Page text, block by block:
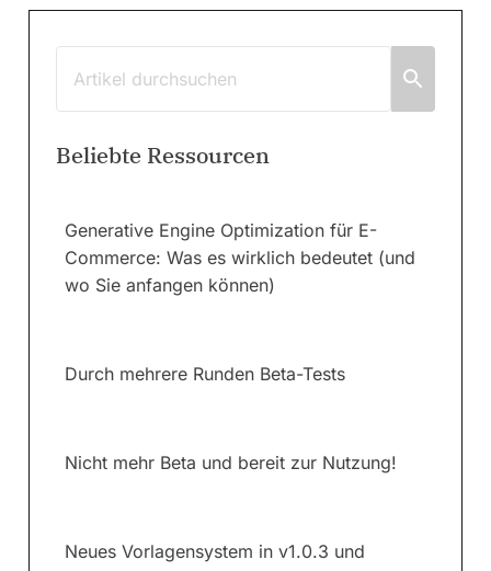
Beliebte Ressourcen
Generative Engine Optimization für E-
Commerce: Was es wirklich bedeutet (und
wo Sie anfangen können)
Durch mehrere Runden Beta-Tests
Nicht mehr Beta und bereit zur Nutzung!
Neues Vorlagensystem in v1.0.3 und